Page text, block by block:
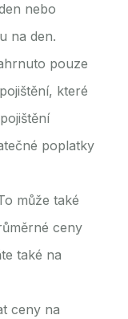
nebo
na den.
pouze
které
poplatky
může také
ceny
také na
ceny na